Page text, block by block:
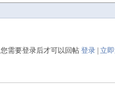
您需要登录后才可以回帖 登录 立